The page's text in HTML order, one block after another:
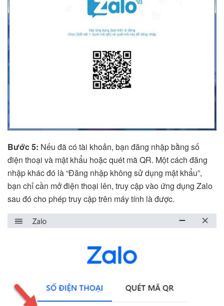
Bước 5: Nếu đã có tài khoản, bạn đăng nhập bằng số
điện thoại và mật khẩu hoặc quét mã QR. Một cách đăng
nhập khác đó là “Đăng nhập không sử dụng mật khẩu”,
bạn chỉ cần mở điện thoại lên, truy cập vào ứng dụng Zalo
sau đó cho phép truy cập trên máy tính là được.